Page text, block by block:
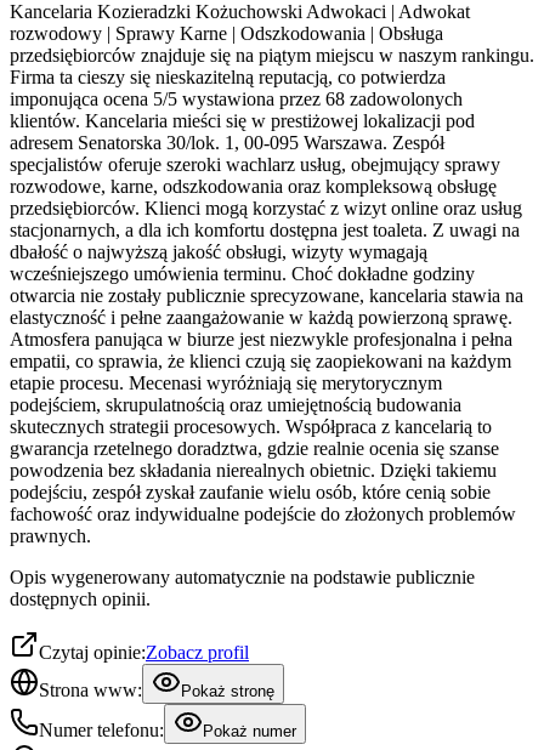
Kancelaria Kozieradzki Kożuchowski Adwokaci | Adwokat
rozwodowy | Sprawy Karne | Odszkodowania | Obsługa
przedsiębiorców znajduje się na piątym miejscu w naszym rankingu.
Firma ta cieszy się nieskazitelną reputacją, co potwierdza
imponująca ocena 5/5 wystawiona przez 68 zadowolonych
klientów. Kancelaria mieści się w prestiżowej lokalizacji pod
adresem Senatorska 30/lok. 1, 00-095 Warszawa. Zespół
specjalistów oferuje szeroki wachlarz usług, obejmujący sprawy
rozwodowe, karne, odszkodowania oraz kompleksową obsługę
przedsiębiorców. Klienci mogą korzystać z wizyt online oraz usług
stacjonarnych, a dla ich komfortu dostępna jest toaleta. Z uwagi na
dbałość o najwyższą jakość obsługi, wizyty wymagają
wcześniejszego umówienia terminu. Choć dokładne godziny
otwarcia nie zostały publicznie sprecyzowane, kancelaria stawia na
elastyczność i pełne zaangażowanie w każdą powierzoną sprawę.
Atmosfera panująca w biurze jest niezwykle profesjonalna i pełna
empatii, co sprawia, że klienci czują się zaopiekowani na każdym
etapie procesu. Mecenasi wyróżniają się merytorycznym
podejściem, skrupulatnością oraz umiejętnością budowania
skutecznych strategii procesowych. Współpraca z kancelarią to
gwarancja rzetelnego doradztwa, gdzie realnie ocenia się szanse
powodzenia bez składania nierealnych obietnic. Dzięki takiemu
podejściu, zespół zyskał zaufanie wielu osób, które cenią sobie
fachowość oraz indywidualne podejście do złożonych problemów
prawnych.
Opis wygenerowany automatycznie na podstawie publicznie
dostępnych opinii.
Czytaj opinie:Zobacz profil
Strona www:
Pokaż stronę
Numer telefonu: Pokaż numer